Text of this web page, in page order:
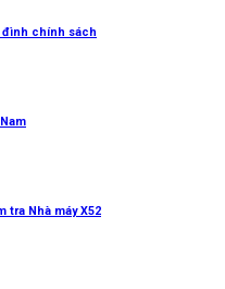
đình chính sách
tra Nhà máy X52